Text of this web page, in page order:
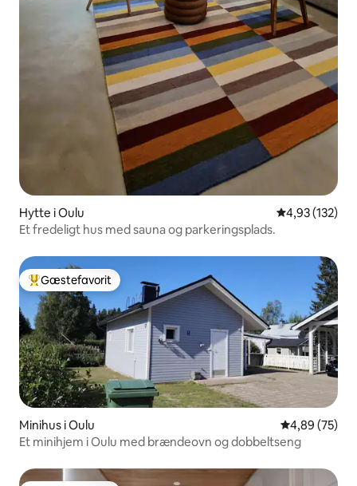
Hytte i Oulu 4,93 ud af 5 i
4,93 (132)
Et fredeligt hus med sauna og parkeringsplads.
Bedste gæstefavorit
Gæstefavorit
Minihus i Oulu 4,89 ud af 5 i
4,89 (75)
Et minihjem i Oulu med brændeovn og dobbeltseng